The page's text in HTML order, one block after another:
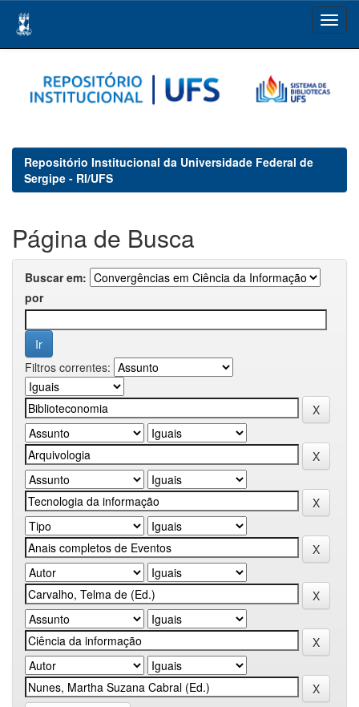
navigation
Repositório Institucional da Universidade Federal de
Sergipe - RI/UFS
Página de Busca
Buscar em:
por
Filtros correntes: